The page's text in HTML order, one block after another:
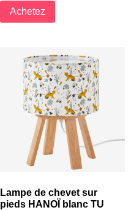
Achetez
Lampe de chevet sur
pieds HANOÏ blanc TU